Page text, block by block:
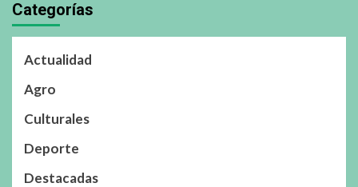
Categorías
Actualidad
Agro
Culturales
Deporte
Destacadas